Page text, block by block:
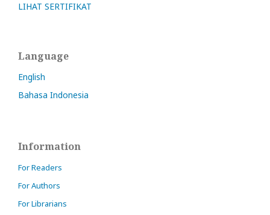
LIHAT SERTIFIKAT
Language
English
Bahasa Indonesia
Information
For Readers
For Authors
For Librarians